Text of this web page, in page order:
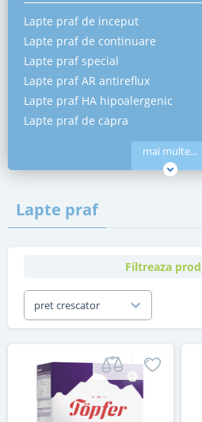
Lapte praf de inceput
Lapte praf de continuare
Lapte praf special
Lapte praf AR antireflux
Lapte praf HA hipoalergenic
Lapte praf de capra
mai multe...
Lapte praf
Filtreaza
pret crescator